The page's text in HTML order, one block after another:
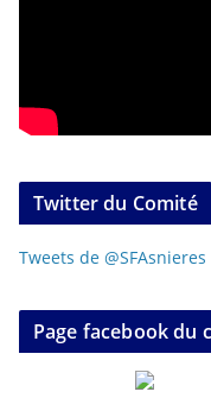
Twitter du Comité
Tweets de @SFAsnieres
Page facebook du